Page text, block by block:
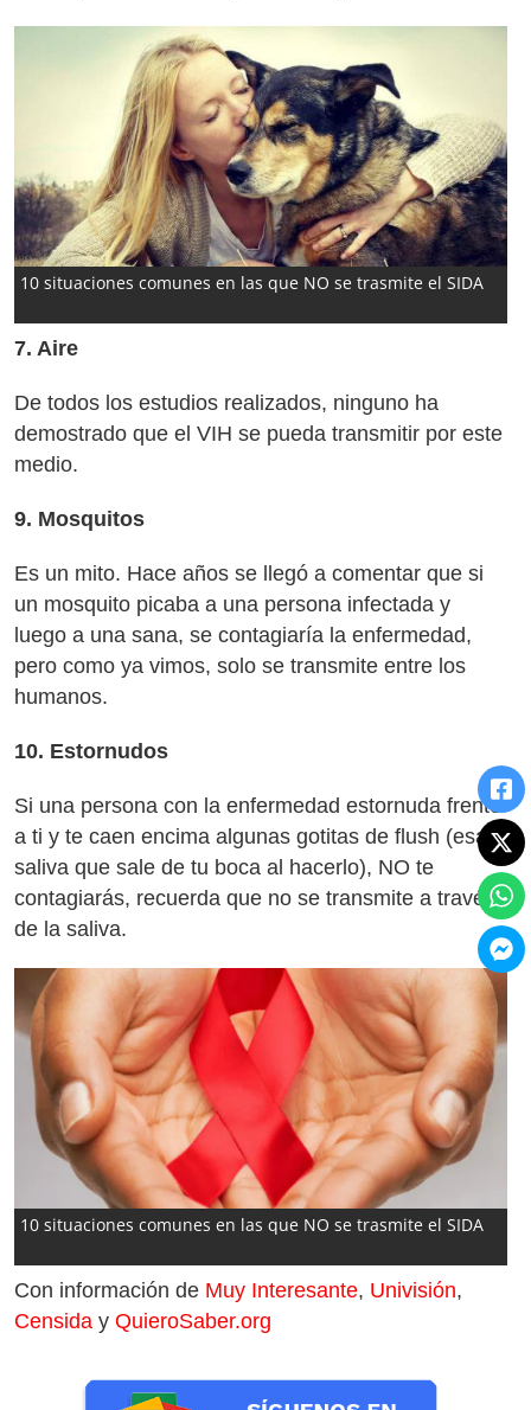
10 situaciones comunes en las que NO se trasmite el SIDA
7. Aire
De todos los estudios realizados, ninguno ha
demostrado que el VIH se pueda transmitir por este
medio.
9. Mosquitos
Es un mito. Hace años se llegó a comentar que si
un mosquito picaba a una persona infectada y
luego a una sana, se contagiaría la enfermedad,
pero como ya vimos, solo se transmite entre los
humanos.
10. Estornudos
Si una persona con la enfermedad estornuda frente
a ti y te caen encima algunas gotitas de flush (esa
saliva que sale de tu boca al hacerlo), NO te
contagiarás, recuerda que no se transmite a través
de la saliva.
10 situaciones comunes en las que NO se trasmite el SIDA
Con información de Muy Interesante, Univisión,
Censida y QuieroSaber.org